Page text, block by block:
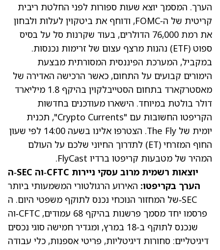
הערך. המסמך יוצא שעות ספורות לפני החלטת ריבית
קריטית של ה‑FOMC, ודוחף את ביטקוין לעלות ולבחון
את רמת 76,000 הדולרים, בעוד שקרנות סל על בסיס
ספוט (ETF) נהנות מרצף עצום של זרימות נכנסות.
במקביל, המערכת הפיננסית המסורתית מבצעת
הימורים קבועים על התחום, כאשר הרכישה האדירה של
מאסטרקארד בתחום הסטייבלקוין בהיקף 1.8 מיליארד
דולר בולטת במיוחד. הישארו מעודכנים בחדשות
הקריפטו החשובות עם "Crypto Currents", תכנית
יומית של The Fly. הצטרפו אלינו בשעה 14:00 לפי שעון
החוף המזרחי (ET) לתדרוך החיוני שלכם על העולם
המהיר של מטבעות קריפטו ברדיו FlyCast.
ה‑SEC וה‑CFTC יוצאות רשמית מרוב עסקי ניירות
הערך בקריפטו: האירוע הרגולטורי המשמעותי ביותר
של המחזור הנוכחי נכנס לתוקף משפטי היום. ה‑SEC
וה‑CFTC פרסמו יחד מסמך פרשנות בהיקף 68 עמודים
,
שנכנס לתוקף ב‑18 במרץ, ומגדיר חמישה סוגי נכסים
דיגיטליים: סחורות דיגיטליות, פריטי אספנות, כלי עבודה